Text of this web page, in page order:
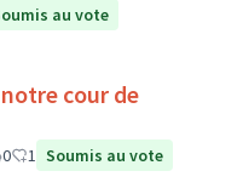
au vote
cour de
0 1 Soumis au vote